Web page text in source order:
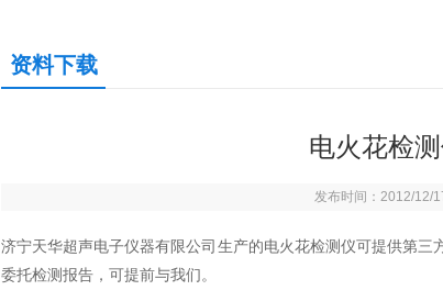
资料下载
电火花检
发布时间：2012/12/
济宁天华超声电子仪器有限公司生产的电火花检测仪可提供第
委托检测报告，可提前与我们。